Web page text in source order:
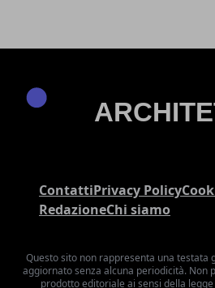
ContattiPrivacy Policy
RedazioneChi siamo
Questo sito non rappresenta una testata
aggiornato senza alcuna periodicità. Non
prodotto editoriale ai sensi della